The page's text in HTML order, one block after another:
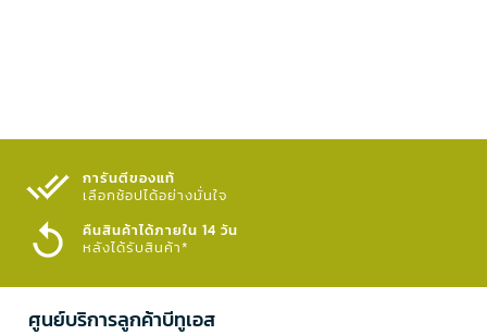
การันตีของแท้
เลือกช้อปได้อย่างมั่นใจ​
คืนสินค้าได้ภายใน 14 วัน
หลังได้รับสินค้า*
ศูนย์บริการลูกค้าบีทูเอส